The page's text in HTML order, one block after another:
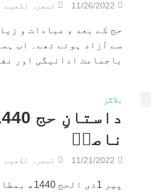
11/26/2022 تبصرہ لکھیے
حج کے بعد ، عبادات و
سے آزاد ہوئے تھے۔ اب
باجماعت ادائیگی اور
بلاگز
ناصرؔ
11/21/2022 تبصرہ لکھیے